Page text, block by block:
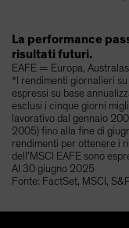
La performance
risultati futuri.
EAFE = Europa,
*I rendimenti giornalieri su
espressi su base
esclusi i cinque giorni
lavorativo dal gennaio
2005) fino alla fine di
rendimenti per ottenere i
dell’MSCI EAFE sono
Al 30 giugno 2025
Fonte: FactSet, MSCI,